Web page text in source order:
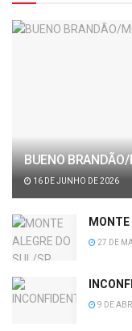
BUENO
16 DE JUNHO DE 2026
27 DE
9 DE